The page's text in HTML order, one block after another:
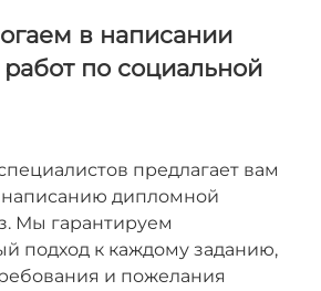
в написании
по социальной
предлагает вам
написанию дипломной
Мы гарантируем
подход к каждому заданию,
и пожелания